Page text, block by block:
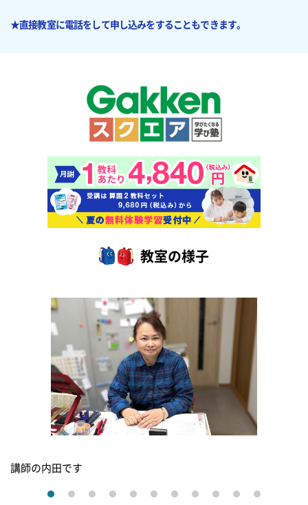
★直接教室に電話をして申し込みをすることもできます。
教室の様子
講師の内田です